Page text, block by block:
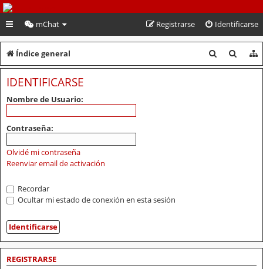
PeruVoley.com
mChat Identificarse
Registrarse
Índice general
u
u
IDENTIFICARSE
Nombre de Usuario:
Contraseña:
Olvidé mi contraseña
Reenviar email de activación
Recordar
Ocultar mi estado de conexión en esta sesión
REGISTRARSE